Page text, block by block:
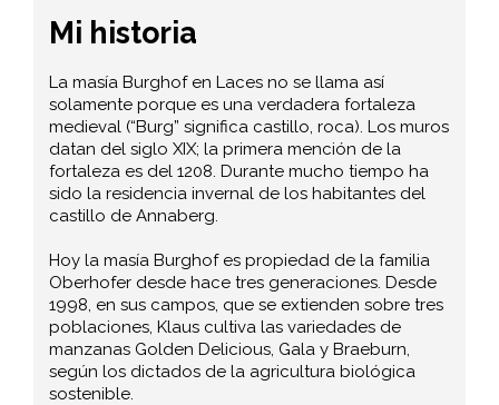
Mi historia
La masía Burghof en Laces no se llama así
solamente porque es una verdadera fortaleza
medieval (“Burg” significa castillo, roca). Los muros
datan del siglo XIX; la primera mención de la
fortaleza es del 1208. Durante mucho tiempo ha
sido la residencia invernal de los habitantes del
castillo de Annaberg.
Hoy la masía Burghof es propiedad de la familia
Oberhofer desde hace tres generaciones. Desde
1998, en sus campos, que se extienden sobre tres
poblaciones, Klaus cultiva las variedades de
manzanas Golden Delicious, Gala y Braeburn,
según los dictados de la agricultura biológica
sostenible.